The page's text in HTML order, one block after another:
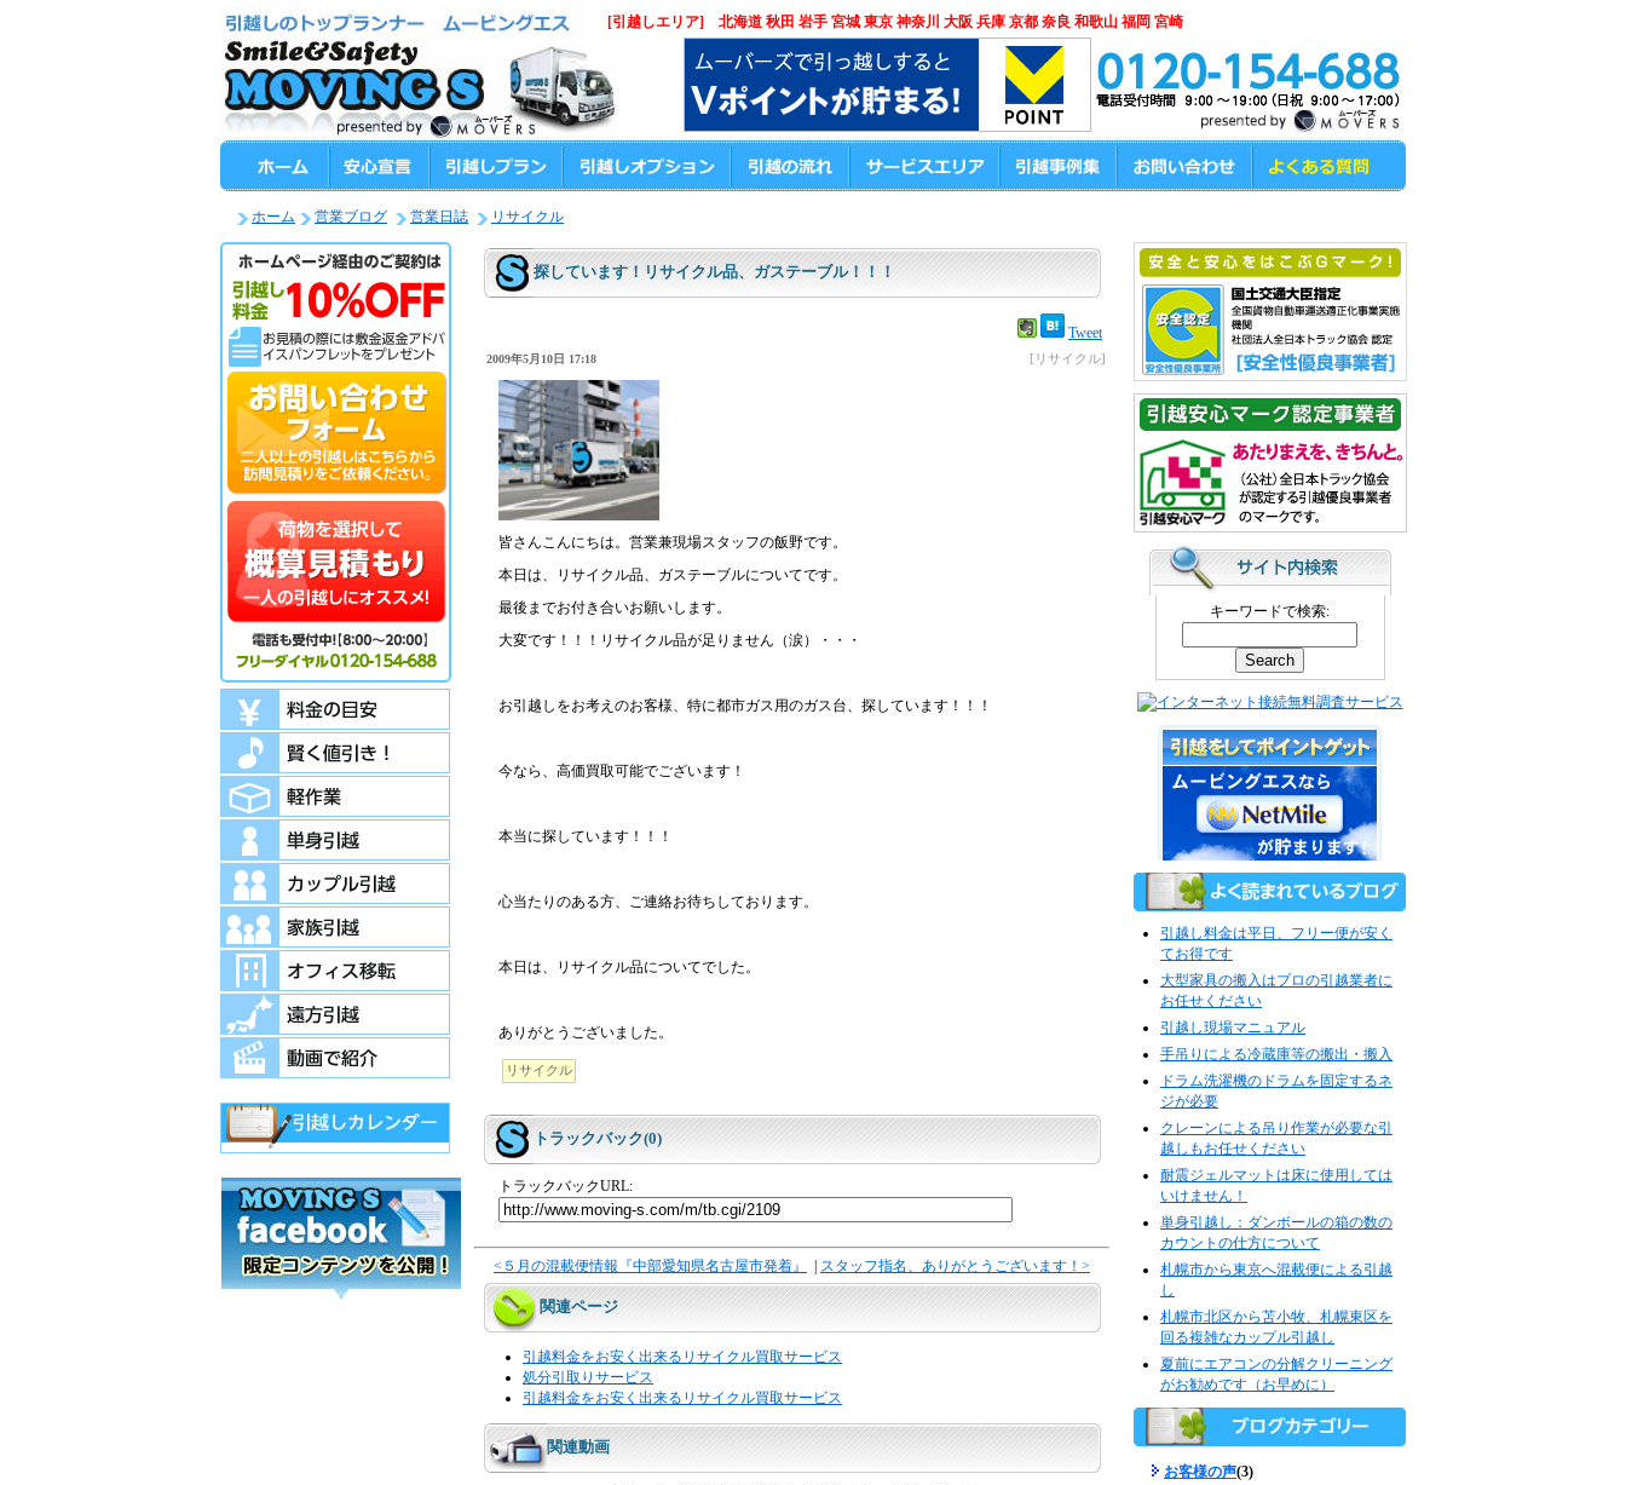
ホーム 営業ブログ 営業日誌 リサイクル
探しています！リサイクル品、ガステーブル！！！
Tweet
[リサイクル]
2009年5月10日 17:18
皆さんこんにちは。営業兼現場スタッフの飯野です。
本日は、リサイクル品、ガステーブルについてです。
最後までお付き合いお願いします。
大変です！！！リサイクル品が足りません（涙）・・・
お引越しをお考えのお客様、特に都市ガス用のガス台、探しています！！！
今なら、高価買取可能でございます！
本当に探しています！！！
心当たりのある方、ご連絡お待ちしております。
本日は、リサイクル品についてでした。
ありがとうございました。
リサイクル
トラックバック(0)
トラックバックURL:
<５月の混載便情報『中部愛知県名古屋市発着』 スタッフ指名、ありがとうございます！>
関連ページ
引越料金をお安く出来るリサイクル買取サービス
処分引取りサービス
引越料金をお安く出来るリサイクル買取サービス
関連動画
キーワードで検索:
引越し料金は平日、フリー便が安く
てお得です
大型家具の搬入はプロの引越業者に
お任せください
引越し現場マニュアル
手吊りによる冷蔵庫等の搬出・搬入
ドラム洗濯機のドラムを固定するネ
ジが必要
クレーンによる吊り作業が必要な引
越しもお任せください
耐震ジェルマットは床に使用しては
いけません！
単身引越し：ダンボールの箱の数の
カウントの仕方について
札幌市から東京へ混載便による引越
し
札幌市北区から苫小牧、札幌東区を
回る複雑なカップル引越し
夏前にエアコンの分解クリーニング
がお勧めです（お早めに）
お客様の声(3)
[引越しエリア] 北海道 秋田 岩手 宮城 東京 神奈川 大阪 兵庫 京都 奈良 和歌山 福岡 宮崎